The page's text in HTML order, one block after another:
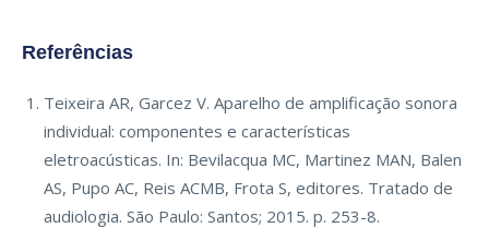
Referências
Teixeira AR, Garcez V. Aparelho de amplificação sonora
individual: componentes e características
eletroacústicas. In: Bevilacqua MC, Martinez MAN, Balen
AS, Pupo AC, Reis ACMB, Frota S, editores. Tratado de
audiologia. São Paulo: Santos; 2015. p. 253-8.